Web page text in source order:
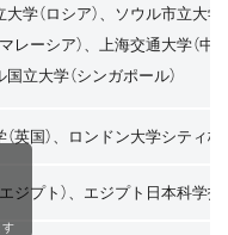
学（ロシア）、ソウル市立大学
レーシア）、上海交通大学（中
立大学（シンガポール）
英国）、ロンドン大学シティ校
ジプト）、エジプト日本科学技
す